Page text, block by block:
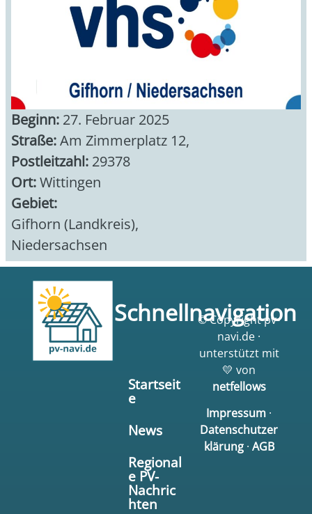
Beginn: 27. Februar 2025
Straße:Am Zimmerplatz 12,
Postleitzahl: 29378
Ort:Wittingen
Gebiet:
Gifhorn (Landkreis),
Niedersachsen
Schnellnavigation
Startseit
e
News
Regional
e PV-
Nachric
hten
© Copyright pv-
navi.de ·
unterstützt mit
💛 von
netfellows
Impressum ·
Datenschutzer
klärung· AGB